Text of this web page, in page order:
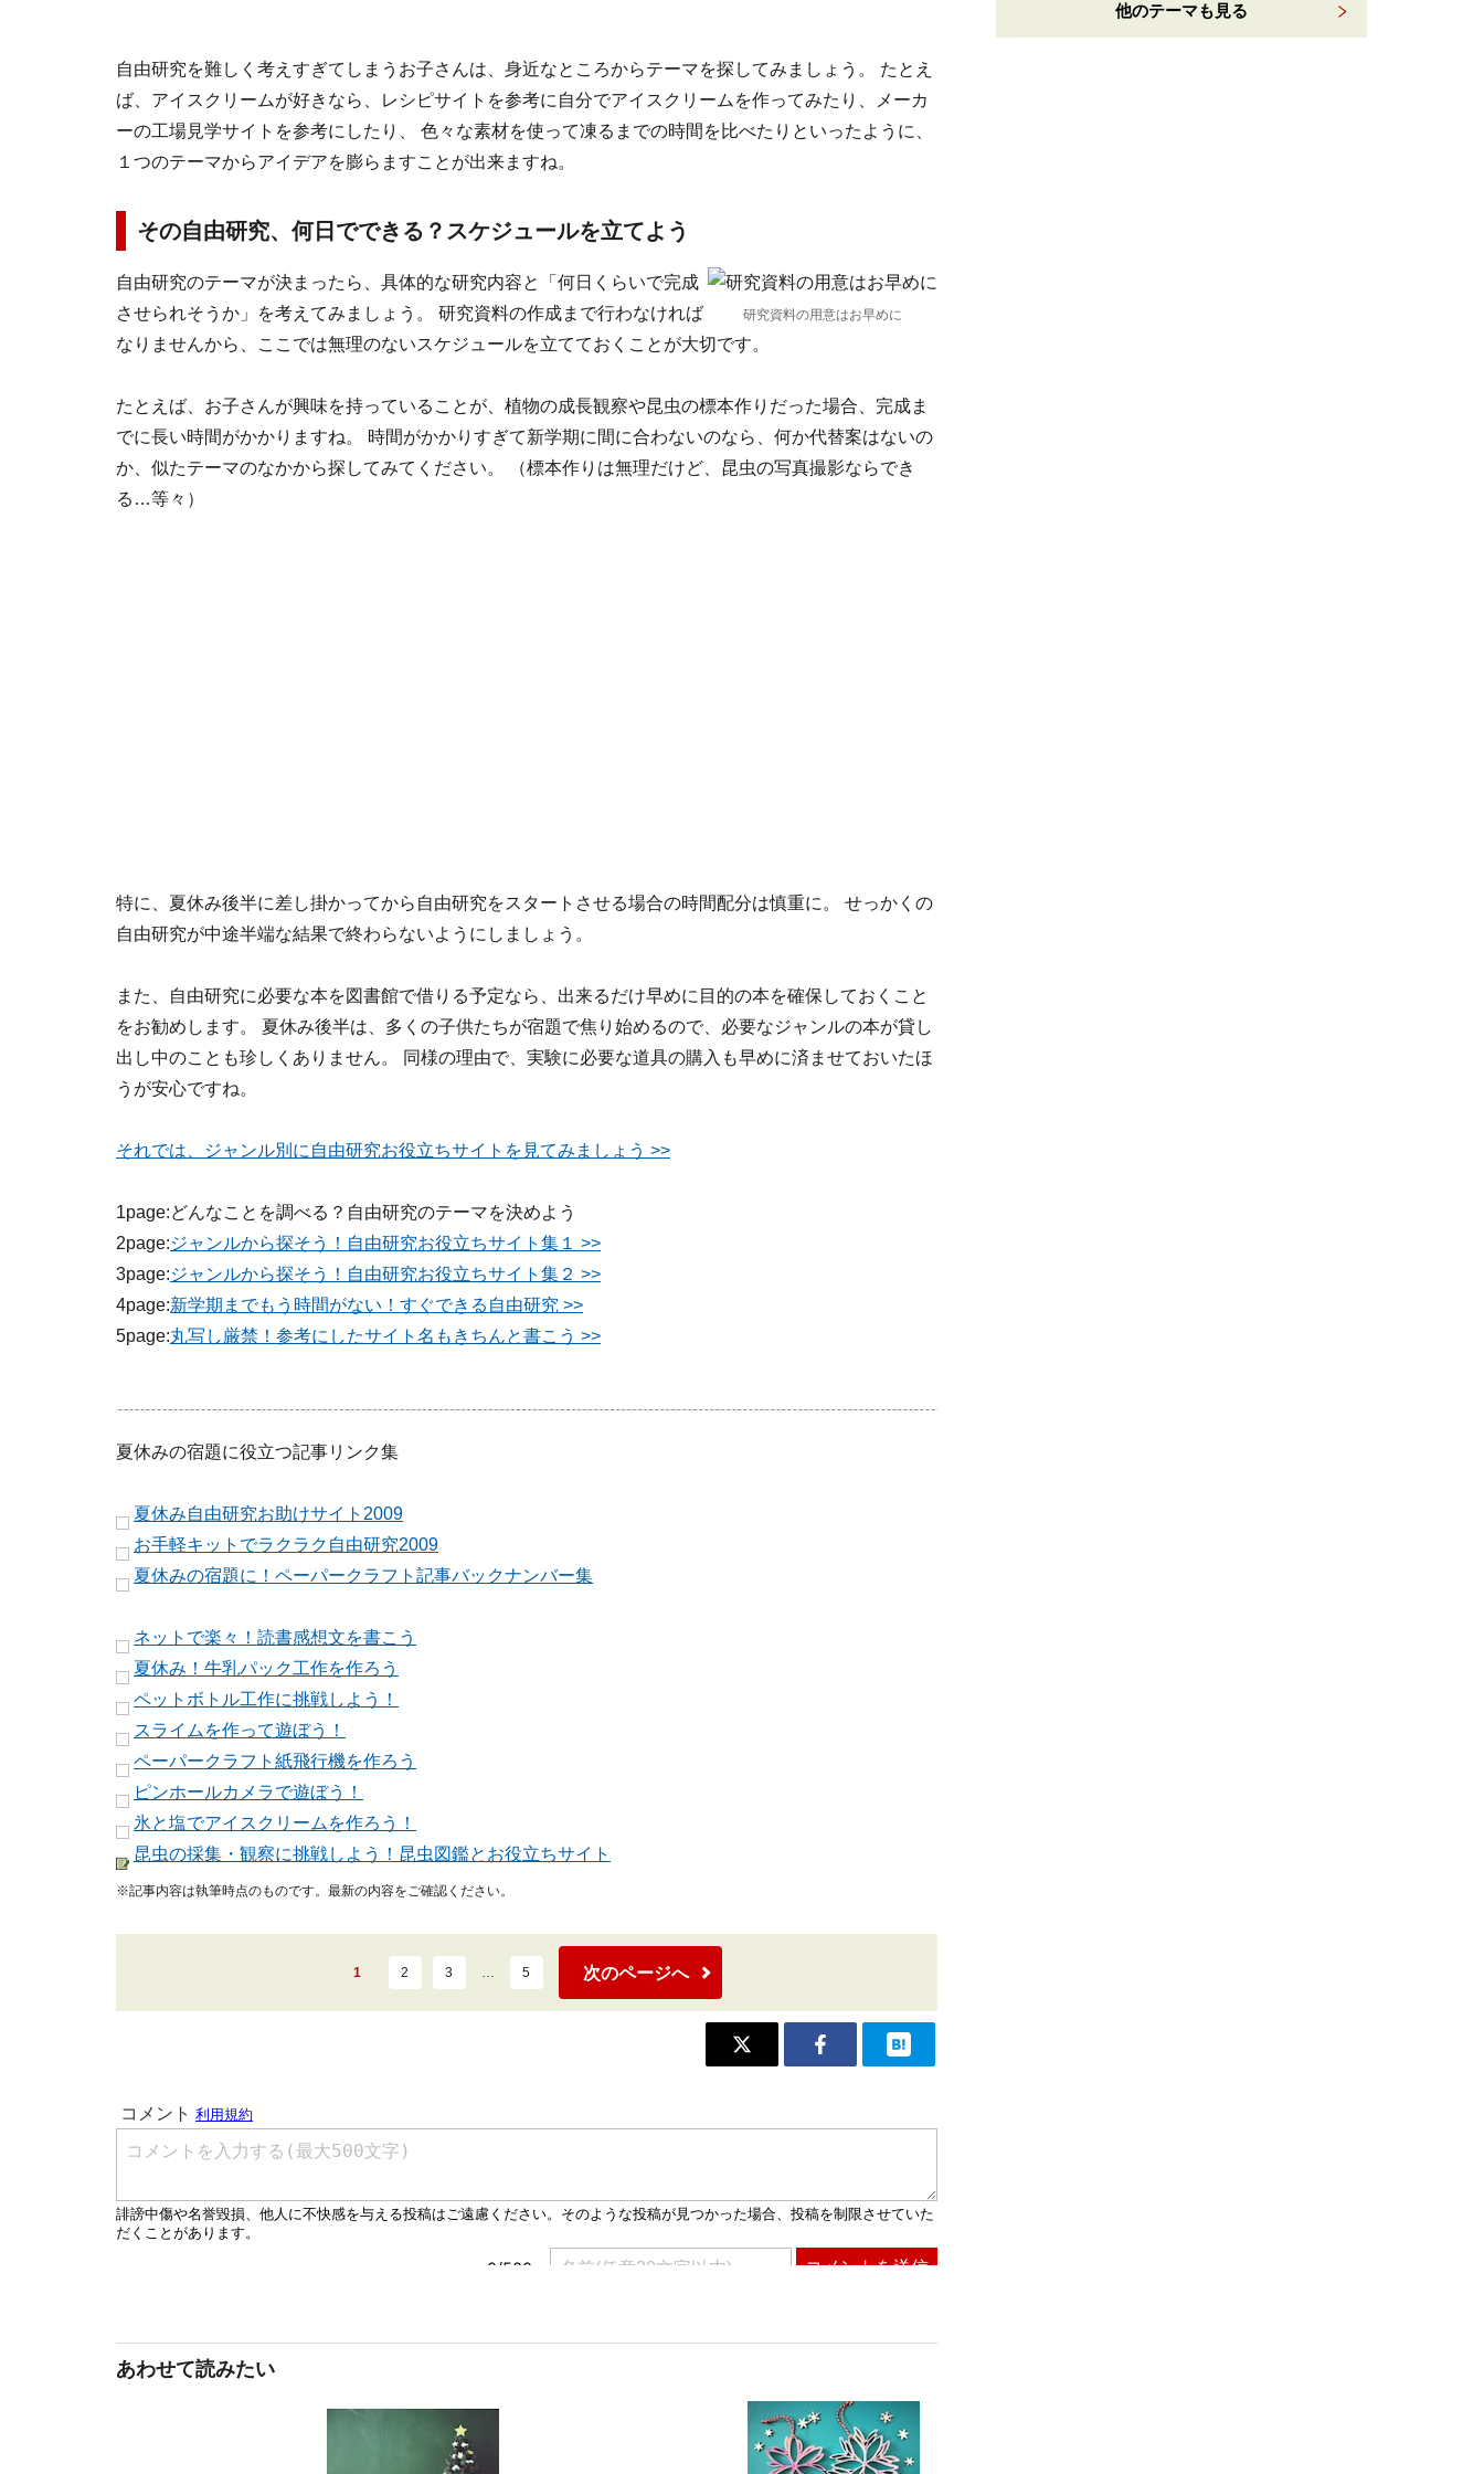
自由研究を難しく考えすぎてしまうお子さんは、身近なところからテーマを探してみましょう。 たとえ
ば、アイスクリームが好きなら、レシピサイトを参考に自分でアイスクリームを作ってみたり、メーカ
ーの工場見学サイトを参考にしたり、 色々な素材を使って凍るまでの時間を比べたりといったように、
１つのテーマからアイデアを膨らますことが出来ますね。
その自由研究、何日でできる？スケジュールを立てよう
研究資料の用意はお早めに
自由研究のテーマが決まったら、具体的な研究内容と「何日くらいで完成
させられそうか」を考えてみましょう。 研究資料の作成まで行わなければ
なりませんから、ここでは無理のないスケジュールを立てておくことが大切です。
たとえば、お子さんが興味を持っていることが、植物の成長観察や昆虫の標本作りだった場合、完成ま
でに長い時間がかかりますね。 時間がかかりすぎて新学期に間に合わないのなら、何か代替案はないの
か、似たテーマのなかから探してみてください。 （標本作りは無理だけど、昆虫の写真撮影ならでき
る…等々）
特に、夏休み後半に差し掛かってから自由研究をスタートさせる場合の時間配分は慎重に。 せっかくの
自由研究が中途半端な結果で終わらないようにしましょう。
また、自由研究に必要な本を図書館で借りる予定なら、出来るだけ早めに目的の本を確保しておくこと
をお勧めします。 夏休み後半は、多くの子供たちが宿題で焦り始めるので、必要なジャンルの本が貸し
出し中のことも珍しくありません。 同様の理由で、実験に必要な道具の購入も早めに済ませておいたほ
うが安心ですね。
それでは、ジャンル別に自由研究お役立ちサイトを見てみましょう >>
1page:どんなことを調べる？自由研究のテーマを決めよう
2page:ジャンルから探そう！自由研究お役立ちサイト集１ >>
3page:ジャンルから探そう！自由研究お役立ちサイト集２ >>
4page:新学期までもう時間がない！すぐできる自由研究 >>
5page:丸写し厳禁！参考にしたサイト名もきちんと書こう >>
夏休みの宿題に役立つ記事リンク集
夏休み自由研究お助けサイト2009
お手軽キットでラクラク自由研究2009
夏休みの宿題に！ペーパークラフト記事バックナンバー集
ネットで楽々！読書感想文を書こう
夏休み！牛乳パック工作を作ろう
ペットボトル工作に挑戦しよう！
スライムを作って遊ぼう！
ペーパークラフト紙飛行機を作ろう
ピンホールカメラで遊ぼう！
氷と塩でアイスクリームを作ろう！
昆虫の採集・観察に挑戦しよう！昆虫図鑑とお役立ちサイト
※記事内容は執筆時点のものです。最新の内容をご確認ください。
1 2 3 … 5 次のページへ
あわせて読みたい
他のテーマも見る